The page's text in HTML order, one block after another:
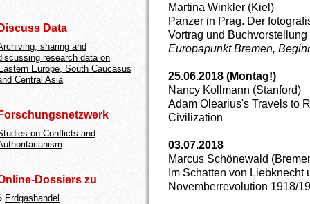
Martina Winkler (Kiel)
Panzer in Prag. Der
Vortrag und Buchvorstellung
Europapunkt Bremen,
25.06.2018 (Montag!)
Nancy Kollmann (Stanford)
Adam Olearius's Travels to
Civilization
03.07.2018
Marcus Schönewald
Im Schatten von Liebknecht
Novemberrevolution 1918/19
Data
sharing and
research data on
Europe, South Caucasus
Central Asia
on Conflicts and
Dossiers zu
Erdgashandel